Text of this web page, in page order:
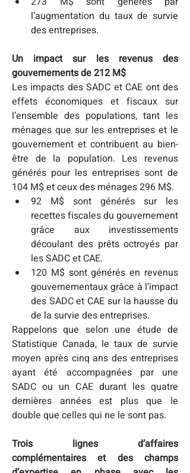
l’augmentation du taux de survie
des entreprises.
Un impact sur les revenus des
gouvernements de 212 M$
Les impacts des SADC et CAE ont des
effets économiques et fiscaux sur
l’ensemble des populations, tant les
ménages que sur les entreprises et le
gouvernement et contribuent au bien-
être de la population. Les revenus
générés pour les entreprises sont de
104 M$ et ceux des ménages 296 M$.
92 M$ sont générés sur les
recettes fiscales du gouvernement
grâce aux investissements
découlant des prêts octroyés par
les SADC et CAE.
120 M$ sont générés en revenus
gouvernementaux grâce à l’impact
des SADC et CAE sur la hausse du
de la survie des entreprises.
Rappelons que selon une étude de
Statistique Canada, le taux de survie
moyen après cinq ans des entreprises
ayant été accompagnées par une
SADC ou un CAE durant les quatre
dernières années est plus que le
double que celles qui ne le sont pas.
Trois lignes d’affaires
complémentaires et des champs